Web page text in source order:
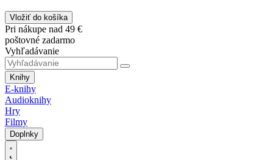
Vložiť do košíka
Pri nákupe nad 49 €
poštovné zadarmo
Vyhľadávanie
Knihy
E-knihy
Audioknihy
Hry
Filmy
Doplnky